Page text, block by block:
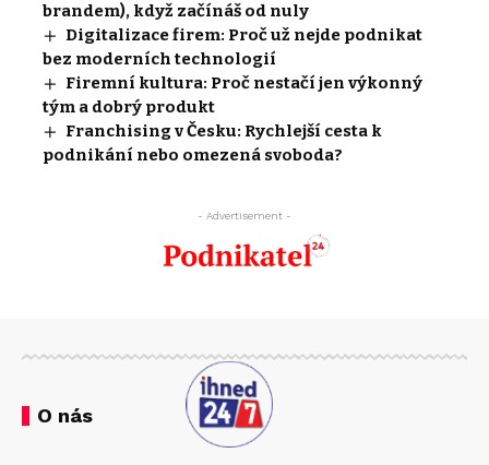
brandem), když začínáš od nuly
Digitalizace firem: Proč už nejde podnikat
bez moderních technologií
Firemní kultura: Proč nestačí jen výkonný
tým a dobrý produkt
Franchising v Česku: Rychlejší cesta k
podnikání nebo omezená svoboda?
- Advertisement -
O nás